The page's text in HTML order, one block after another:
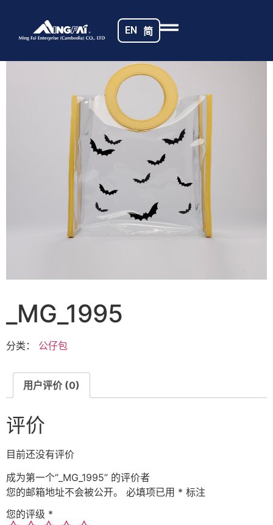
EN 简
_MG_1995
分类： 公仔包
用户评价 (0)
评价
目前还没有评价
成为第一个“_MG_1995” 的评价者
您的邮箱地址不会被公开。
必填项已用 * 标注
您的评级 *